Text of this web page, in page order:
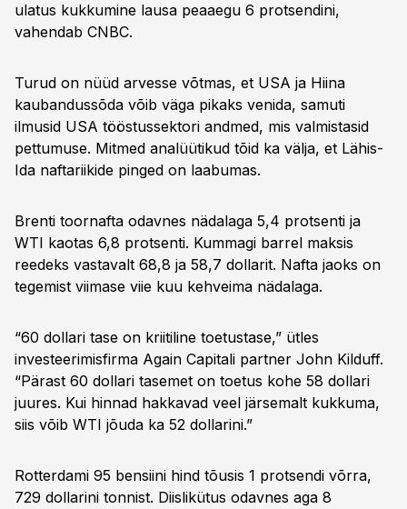
ulatus kukkumine lausa peaaegu 6 protsendini,
vahendab CNBC.
Turud on nüüd arvesse võtmas, et USA ja Hiina
kaubandussõda võib väga pikaks venida, samuti
ilmusid USA tööstussektori andmed, mis valmistasid
pettumuse. Mitmed analüütikud tõid ka välja, et Lähis-
Ida naftariikide pinged on laabumas.
Brenti toornafta odavnes nädalaga 5,4 protsenti ja
WTI kaotas 6,8 protsenti. Kummagi barrel maksis
reedeks vastavalt 68,8 ja 58,7 dollarit. Nafta jaoks on
tegemist viimase viie kuu kehveima nädalaga.
“60 dollari tase on kriitiline toetustase,” ütles
investeerimisfirma Again Capitali partner John Kilduff.
“Pärast 60 dollari tasemet on toetus kohe 58 dollari
juures. Kui hinnad hakkavad veel järsemalt kukkuma,
siis võib WTI jõuda ka 52 dollarini.”
Rotterdami 95 bensiini hind tõusis 1 protsendi võrra,
729 dollarini tonnist. Diislikütus odavnes aga 8